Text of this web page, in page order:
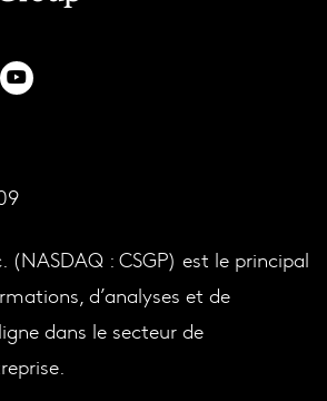
(NASDAQ : CSGP) est le principal
d’analyses et de
dans le secteur de